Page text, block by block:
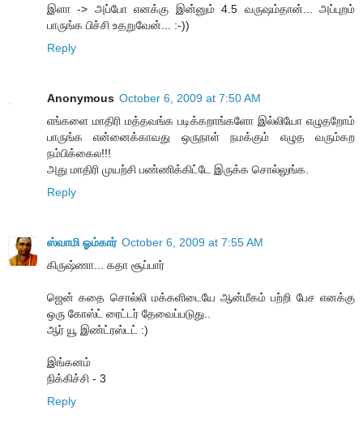
இளா -> அப்போ எனக்கு இன்னும் 4.5 வருஷம்தான்... அப்புறம்
பாருங்க பிச்சி உதறுவேன்... :-))
Reply
Anonymous October 6, 2009 at 7:50 AM
எங்களை மாதிரி மத்தவங்க படிக்கறாங்களோ இல்லியோ எழுதறோம்
பாருங்க என்னைக்காவது ஒருநாள் நமக்கும் எழுத வரும்கற
நம்பிக்கைல!!!
அது மாதிரி முயற்சி பண்ணிக்கிட்டே இருக்க சொல்லுங்க.
Reply
ஸ்வாமி ஓம்கார் October 6, 2009 at 7:55 AM
கிருஷ்ணா... கதா சூப்பார்
ஜென் கதை சொல்லி மக்களிடையே ஆன்மீகம் பற்றி பேச எனக்கு
ஒரு கோஸ்ட் ரைட்டர் தேவைப்படுது..
ஆர் யூ இண்ட்ரஸ்டட் :)
இங்கனம்
நிக்கிச்சி - 3
Reply